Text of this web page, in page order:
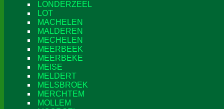
LONDERZEEL
LOT
MACHELEN
MALDEREN
MECHELEN
MEERBEEK
MEERBEKE
MEISE
MELDERT
MELSBROEK
MERCHTEM
MOLLEM